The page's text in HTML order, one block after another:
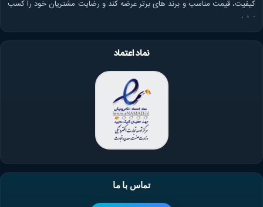
کیفیت، قیمت مناسب و برند های برتر عرضه کند و رضایت مشتریان خود را کسب
نماید.
نماد اعتماد
تماس با ما